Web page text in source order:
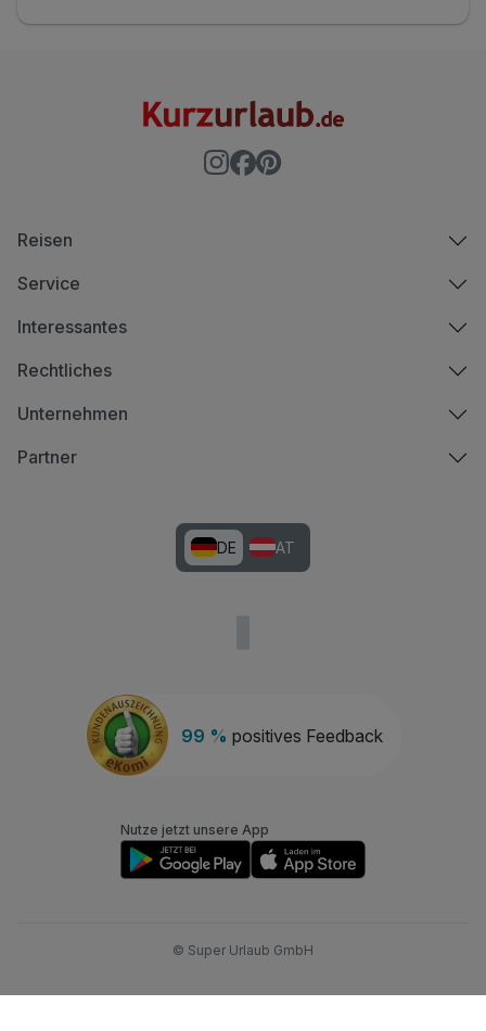
99 % positives Feedback
Reisen
Service
Interessantes
Rechtliches
Unternehmen
Partner
DE AT
Nutze jetzt unsere App
© Super Urlaub GmbH